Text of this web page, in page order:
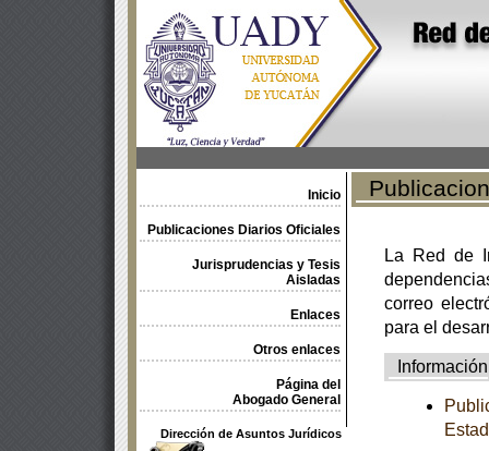
Inicio
Publicaciones Diarios Oficiales
Jurisprudencias y Tesis
Aisladas
Enlaces
Otros enlaces
Página del
Abogado General
Dirección de Asuntos Jurídicos
La Red de
correo
para el
Información